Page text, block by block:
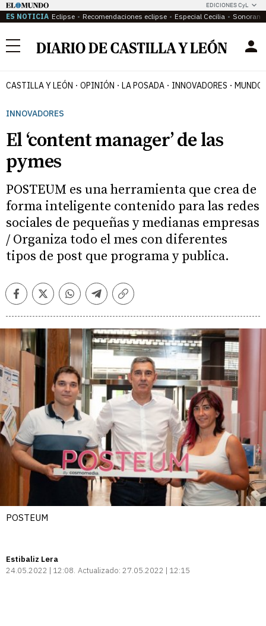
EDICIONES CyL
ES NOTICIA Eclipse Recomendaciones eclipse Especial Cecilia
Menú
CASTILLA Y LEÓN OPINIÓN LA POSADA INNOVADORES MUNDO
INNOVADORES
El ‘content manager’ de las
pymes
POSTEUM es una herramienta que crea de
forma inteligente contenido para las redes
sociales de pequeñas y medianas empresas
/ Organiza todo el mes con diferentes
tipos de post que programa y publica.
FacebookTwitterWhatsappTelegramCopiar
POSTEUM
Estibaliz Lera
24.05.2022 | 12:08 Actualizado: 27.05.2022 | 12:15